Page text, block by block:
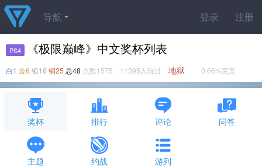
登录 注册
导航
PS4 《极限巅峰》中文奖杯列表
白1 金6 银16 铜25 总48 点数1575 11395人玩过 地狱 0.66%完美
奖杯 排行 评论 问答
主题 约战 游列